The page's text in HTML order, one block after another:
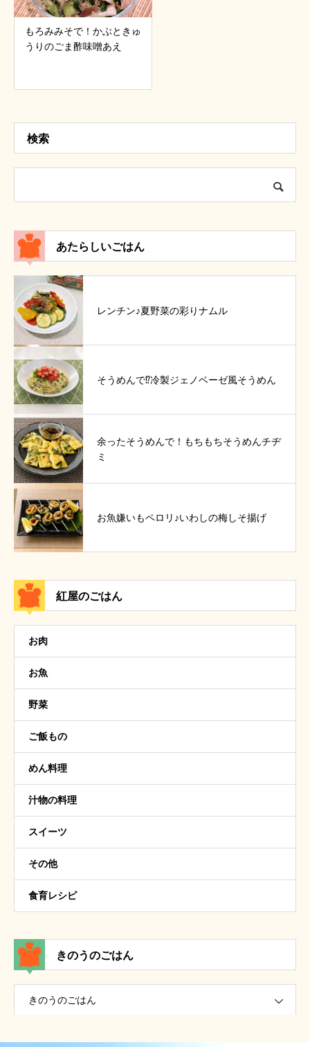
もろみみそで！かぶときゅ
うりのごま酢味噌あえ
検索
あたらしいごはん
レンチン♪夏野菜の彩りナムル
そうめんで⁉冷製ジェノベーゼ風そうめん
余ったそうめんで！もちもちそうめんチヂ
ミ
お魚嫌いもペロリ♪いわしの梅しそ揚げ
紅屋のごはん
お肉
お魚
野菜
ご飯もの
めん料理
汁物の料理
スイーツ
その他
食育レシピ
きのうのごはん
きのうのごはん